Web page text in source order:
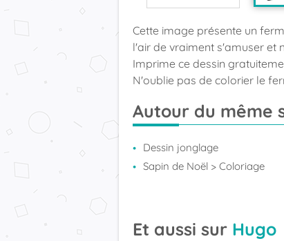
Cette image présente un
l'air de vraiment s'amuser et
Imprime ce dessin
N'oublie pas de colorier le
Autour du même
Dessin jonglage
Sapin de Noël > Coloriage
Et aussi sur Hugo